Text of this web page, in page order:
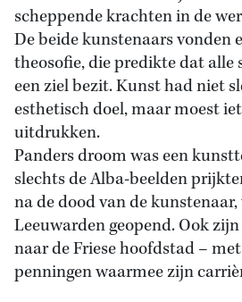
scheppende krachten in de
De beide kunstenaars vonden
theosofie, die predikte dat
een ziel bezit. Kunst had niet
esthetisch doel, maar moest
uitdrukken.
Panders droom was een
slechts de Alba-beelden
na de dood van de
Leeuwarden geopend. Ook
naar de Friese hoofdstad –
penningen waarmee zijn